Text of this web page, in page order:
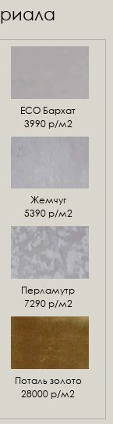
ECO Бархат
3990 р/м2
Жемчуг
5390 р/м2
Перламутр
7290 р/м2
Поталь золото
28000 р/м2